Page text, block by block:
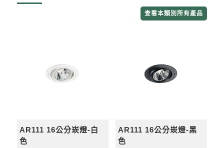
查看本類別所有產品
AR111 16公分崁燈-白
色
AR111 16公分崁燈-黑
色